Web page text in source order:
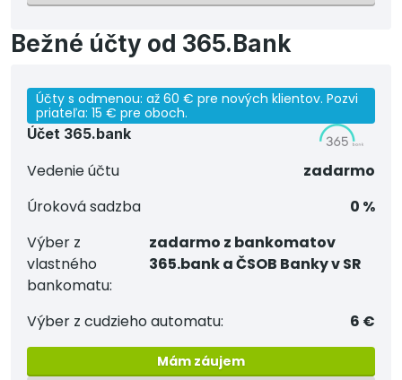
Bežné účty od 365.Bank
Účty s odmenou: až 60 € pre nových klientov. Pozvi
priateľa: 15 € pre oboch.
Účet 365.bank
Vedenie účtu
zadarmo
Úroková sadzba
0 %
Výber z
vlastného
bankomatu:
zadarmo z bankomatov
365.bank a ČSOB Banky v SR
Výber z cudzieho automatu: 6 €
Mám záujem